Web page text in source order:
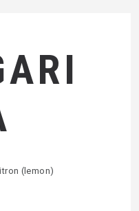
(lemon)